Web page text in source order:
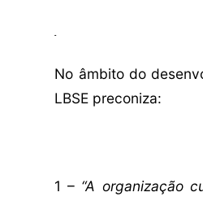
No âmbito do
LBSE preconiza:
1 – “A organização